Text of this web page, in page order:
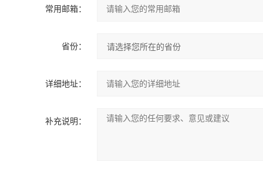
常用邮箱：
省份：
详细地址：
补充说明：